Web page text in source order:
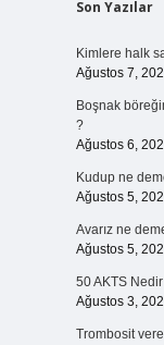
Son Yazılar
Kimlere halk
Ağustos 7,
Boşnak
?
Ağustos 6,
Kudup ne
Ağustos 5,
Avarız ne
Ağustos 5,
50 AKTS
Ağustos 3,
Trombosit